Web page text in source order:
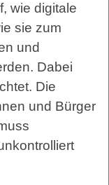
wie digitale
sie zum
und
Dabei
Die
und Bürger